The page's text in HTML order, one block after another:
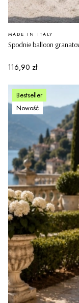
Spodnie balloon
PRODUCENT
MADE IN ITALY
Cena
116,90 zł
Bestseller
Nowość